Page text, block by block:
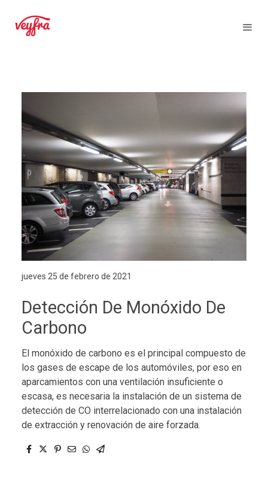
jueves 25 de febrero de 2021
Detección De Monóxido De
Carbono
El monóxido de carbono es el principal compuesto de
los gases de escape de los automóviles, por eso en
aparcamientos con una ventilación insuficiente o
escasa, es necesaria la instalación de un sistema de
detección de CO interrelacionado con una instalación
de extracción y renovación de aire forzada.